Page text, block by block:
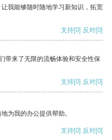
我能够随时随地学习新知识，拓宽
支持[0] 反对[0]
带来了无限的流畅体验和安全性保
支持[0] 反对[0]
为我的办公提供帮助。
支持[0] 反对[0]